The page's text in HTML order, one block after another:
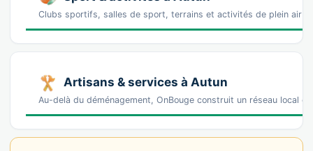
Clubs sportifs, salles de sport, terrains et activités de plein air à
Artisans & services à Autun
Au-delà du déménagement, OnBouge construit un réseau local